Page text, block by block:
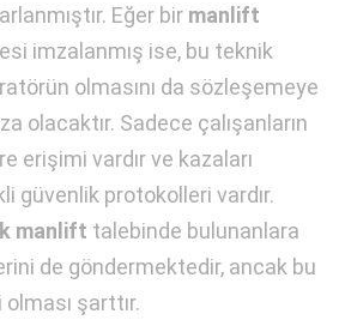
Eğer bir manlift
imzalanmış ise, bu teknik
olmasını da sözleşemeye
olacaktır. Sadece çalışanların
erişimi vardır ve kazaları
güvenlik protokolleri vardır.
manlift talebinde bulunanlara
de göndermektedir, ancak bu
şarttır.